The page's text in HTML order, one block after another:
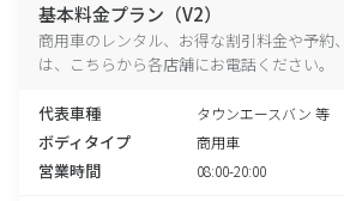
基本料金プラン（V2）
商用車のレンタル、お得な割引料金や予約
は、こちらから各店舗にお電話ください。
代表車種 タウンエースバン 等
ボディタイプ 商用車
営業時間 08:00-20:00